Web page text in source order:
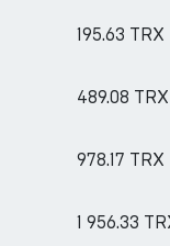
195.63 TRX
489.08 TRX
978.17 TRX
1 956.33